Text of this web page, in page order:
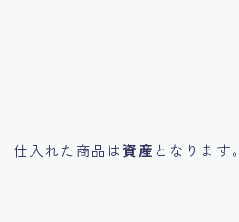
仕入れた商品は資産 となります。